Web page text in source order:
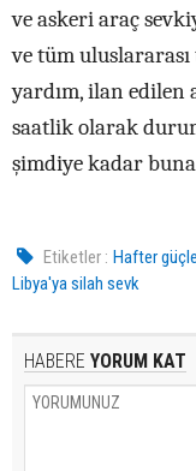
ve askeri araç
ve tüm
yardım, ilan
saatlik olarak
şimdiye kadar
Etiketler : Hafter
Libya'ya silah sevk
HABERE YORUM KAT